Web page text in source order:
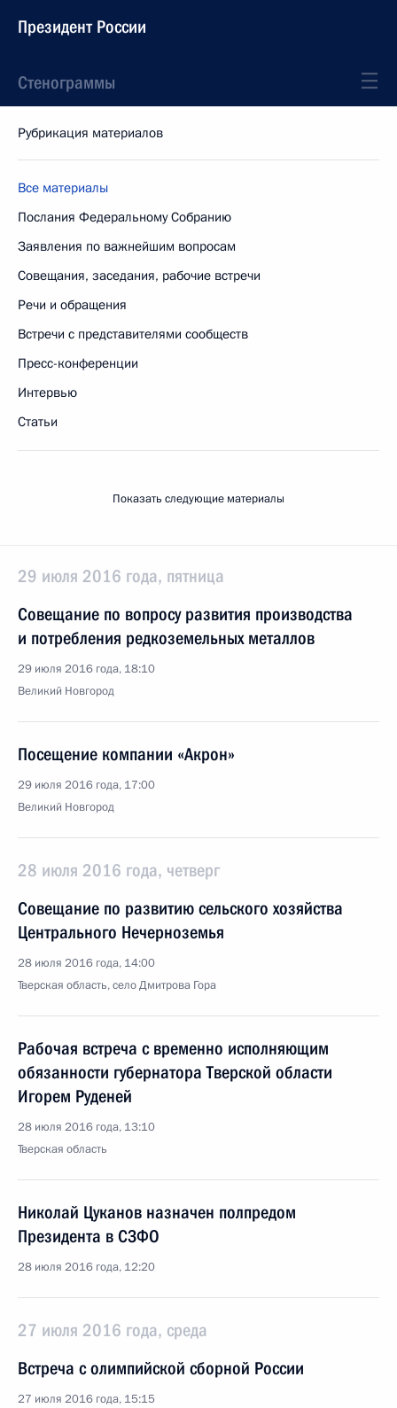
Президент России
Стенограммы
Рубрикация материалов
Все материалы
Послания Федеральному Собранию
Заявления по важнейшим вопросам
Совещания, заседания, рабочие встречи
Речи и обращения
Встречи с представителями сообществ
Пресс-конференции
Интервью
Статьи
Показать следующие материалы
29 июля 2016 года, пятница
Совещание по вопросу развития производства
и потребления редкоземельных металлов
29 июля 2016 года, 18:10
Великий Новгород
Посещение компании «Акрон»
29 июля 2016 года, 17:00
Великий Новгород
28 июля 2016 года, четверг
Совещание по развитию сельского хозяйства
Центрального Нечерноземья
28 июля 2016 года, 14:00
Тверская область, село Дмитрова Гора
Рабочая встреча с временно исполняющим
обязанности губернатора Тверской области
Игорем Руденей
28 июля 2016 года, 13:10
Тверская область
Николай Цуканов назначен полпредом
Президента в СЗФО
28 июля 2016 года, 12:20
27 июля 2016 года, среда
Встреча с олимпийской сборной России
27 июля 2016 года, 15:15